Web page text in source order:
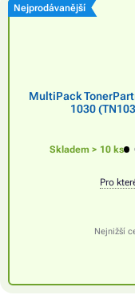
Nejprodávanější
MultiPack
1030
Skladem > 10 ks
Pro
Nejnižší